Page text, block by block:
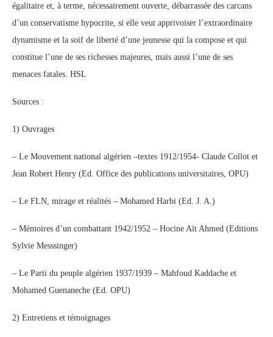
égalitaire et, à terme, nécessairement ouverte, débarrassée des carcans
d’un conservatisme hypocrite, si elle veut apprivoiser l’extraordinaire
dynamisme et la soif de liberté d’une jeunesse qui la compose et qui
constitue l’une de ses richesses majeures, mais aussi l’une de ses
menaces fatales. HSL
Sources :
1) Ouvrages
– Le Mouvement national algérien –textes 1912/1954- Claude Collot et
Jean Robert Henry (Ed. Office des publications universitaires, OPU)
– Le FLN, mirage et réalités – Mohamed Harbi (Ed. J. A.)
– Mémoires d’un combattant 1942/1952 – Hocine Aït Ahmed (Editions
Sylvie Messsinger)
– Le Parti du peuple algérien 1937/1939 – Mahfoud Kaddache et
Mohamed Guenaneche (Ed. OPU)
2) Entretiens et témoignages